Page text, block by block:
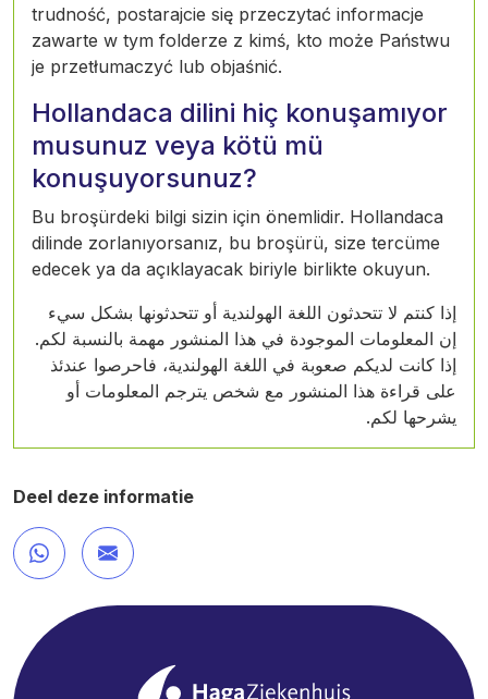
trudność, postarajcie się przeczytać informacje
zawarte w tym folderze z kimś, kto może Państwu
je przetłumaczyć lub objaśnić.
Hollandaca dilini hiç konuşamıyor
musunuz veya kötü mü
konuşuyorsunuz?
Bu broşürdeki bilgi sizin için önemlidir. Hollandaca
dilinde zorlanıyorsanız, bu broşürü, size tercüme
edecek ya da açıklayacak biriyle birlikte okuyun.
إذا كنتم لا تتحدثون اللغة الهولندية أو تتحدثونها بشكل سيء
إن المعلومات الموجودة في هذا المنشور مهمة بالنسبة لكم.
إذا كانت لديكم صعوبة في اللغة الهولندية، فاحرصوا عندئذ
على قراءة هذا المنشور مع شخص يترجم المعلومات أو
يشرحها لكم.
Deel deze informatie